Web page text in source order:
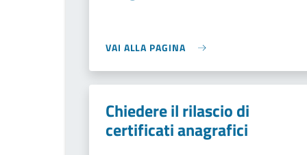
VAI ALLA PAGINA
Chiedere il rilascio di
certificati anagrafici